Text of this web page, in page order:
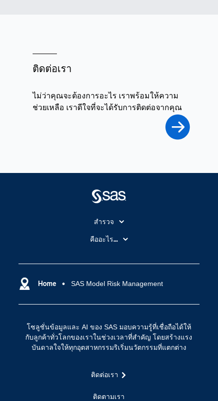
ติดต่อเรา
ไม่ว่าคุณจะต้องการอะไร เราพร้อมให้ความ
ช่วยเหลือ เราดีใจที่จะได้รับการติดต่อจากคุณ
Home SAS Model Risk Management
โซลูชั่นข้อมูลและ AI ของ SAS มอบความรู้ที่เชื่อถือได้ให้
กับลูกค้าทั่วโลกของเราในช่วงเวลาที่สำคัญ โดยสร้างแรง
บันดาลใจให้ทุกอุตสาหกรรมริเริ่มนวัตกรรมที่แตกต่าง
ติดต่อเรา
ติดตามเรา
สำรวจ
สำหรับนักการศึกษา
SAS ของฉัน
การฝึกฝนและอบรม
การเปลี่ยนแปลงทางดิจิทัล
ชุมชน
ทำไมต้อง SAS?
นักพัฒนา
คืออะไร...
ปัญญาประดิษฐ์